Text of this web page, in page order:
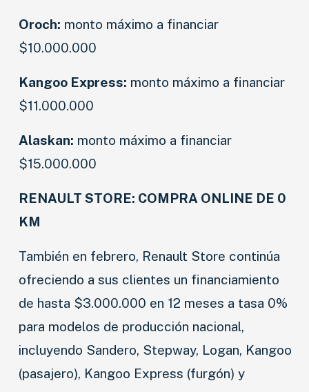
Oroch: monto máximo a financiar
$10.000.000
Kangoo Express: monto máximo a financiar
$11.000.000
Alaskan: monto máximo a financiar
$15.000.000
RENAULT STORE: COMPRA ONLINE DE 0
KM
También en febrero, Renault Store continúa
ofreciendo a sus clientes un financiamiento
de hasta $3.000.000 en 12 meses a tasa 0%
para modelos de producción nacional,
incluyendo Sandero, Stepway, Logan, Kangoo
(pasajero), Kangoo Express (furgón) y